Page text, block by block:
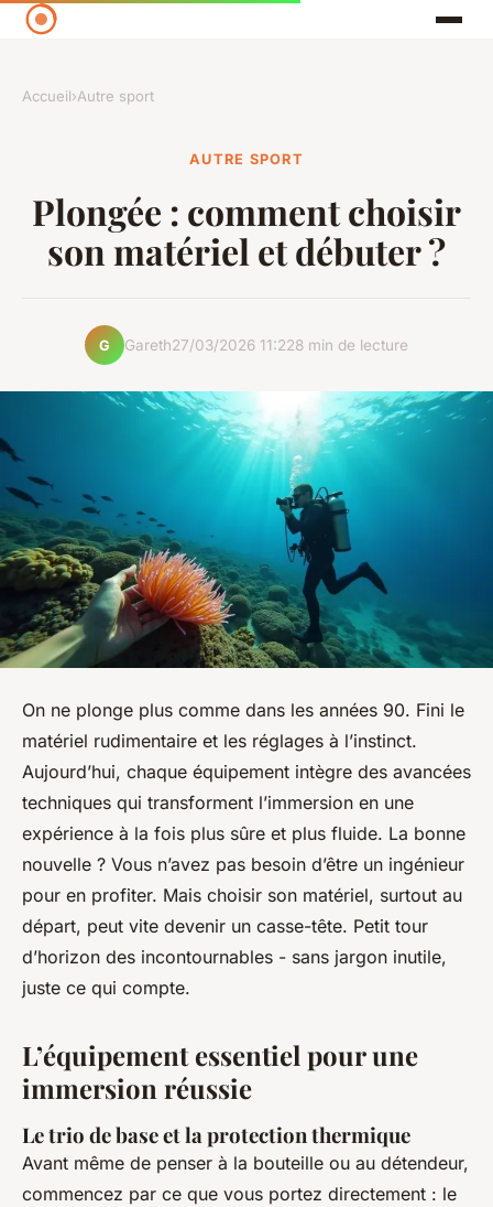
Accueil›Autre sport
AUTRE SPORT
Plongée : comment choisir
son matériel et débuter ?
G Gareth27/03/2026 11:228 min de lecture
On ne plonge plus comme dans les années 90. Fini le
matériel rudimentaire et les réglages à l’instinct.
Aujourd’hui, chaque équipement intègre des avancées
techniques qui transforment l’immersion en une
expérience à la fois plus sûre et plus fluide. La bonne
nouvelle ? Vous n’avez pas besoin d’être un ingénieur
pour en profiter. Mais choisir son matériel, surtout au
départ, peut vite devenir un casse-tête. Petit tour
d’horizon des incontournables - sans jargon inutile,
juste ce qui compte.
L’équipement essentiel pour une
immersion réussie
Le trio de base et la protection thermique
Avant même de penser à la bouteille ou au détendeur,
commencez par ce que vous portez directement : le